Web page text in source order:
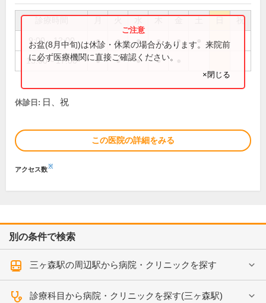
祝
9:00～12:00 ● ● ● ● ●
13:00～17:00 ● ● ● ●
お盆(8月中旬)は休診・休業の場合があります。来院前
に必ず医療機関に直接ご確認ください。
×閉じる
休診日: 日、祝
この医院の詳細をみる
アクセス数※
別の条件で検索
三ヶ森駅の周辺駅から病院・クリニックを探す
診療科目から病院・クリニックを探す(三ヶ森駅)